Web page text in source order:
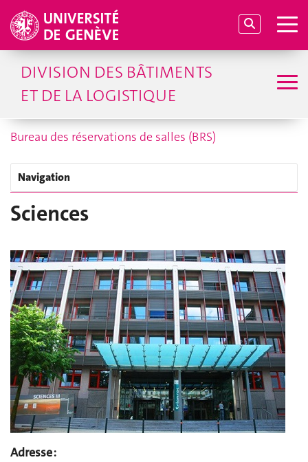
DIVISION DES BÂTIMENTS
ET DE LA LOGISTIQUE
Bureau des réservations de salles (BRS)
Navigation
Sciences
Adresse :